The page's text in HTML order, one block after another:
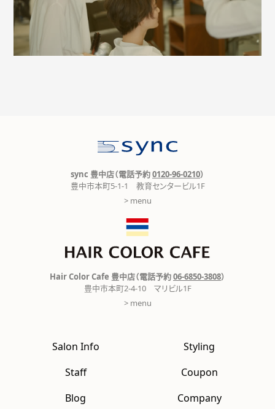
sync 豊中店（電話予約0120-96-0210）
豊中市本町5-1-1 教育センタービル1F
> menu
Hair Color Cafe 豊中店（電話予約06-6850-3808）
豊中市本町2-4-10 マリビル1F
> menu
Salon Info
Styling
Staff
Coupon
Blog
Company